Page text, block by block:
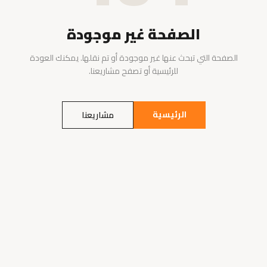
الصفحة غير موجودة
الصفحة التي تبحث عنها غير موجودة أو تم نقلها. يمكنك العودة
للرئيسية أو تصفح مشاريعنا.
الرئيسية مشاريعنا